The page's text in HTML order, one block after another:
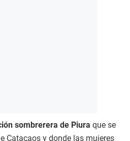
sombrerera de Piura que se
Catacaos y donde las mujeres